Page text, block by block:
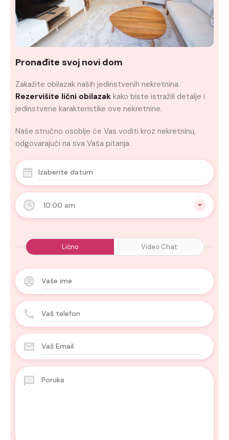
10:00 am
Lično Video Chat
Pronađite svoj novi dom
Zakažite obilazak naših jedinstvenih nekretnina.
Rezervišite lični obilazak kako biste istražili detalje i
jedinstvene karakteristike ove nekretnine.
Naše stručno osoblje će Vas voditi kroz nekretninu,
odgovarajući na sva Vaša pitanja.